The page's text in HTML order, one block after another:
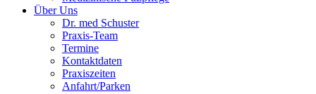
Über Uns
Dr. med Schuster
Praxis-Team
Termine
Kontaktdaten
Praxiszeiten
Anfahrt/Parken